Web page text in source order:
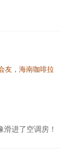
友，海南咖啡拉
进了空调房！